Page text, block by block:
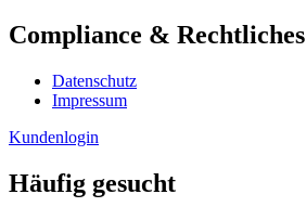
Compliance & Rechtliches
Datenschutz
Impressum
Kundenlogin
Häufig gesucht